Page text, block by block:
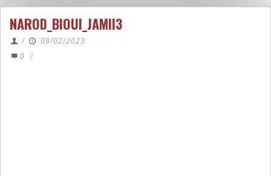
NAROD_BIOUI_JAMII3
/
09/02/2023
0 /